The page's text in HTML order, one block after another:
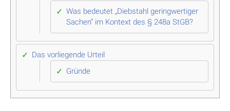
Was bedeutet „Diebstahl geringwertiger
Sachen“ im Kontext des § 248a StGB?
Das vorliegende Urteil
Gründe